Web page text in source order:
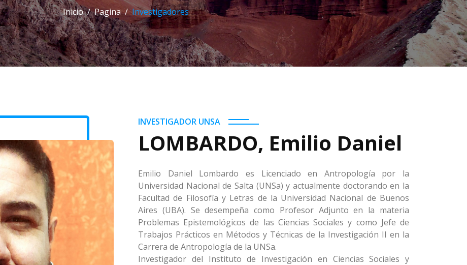
Inicio Pagina Investigadores
INVESTIGADOR UNSA
LOMBARDO, Emilio Daniel
Emilio Daniel Lombardo es Licenciado en Antropología por la
Universidad Nacional de Salta (UNSa) y actualmente doctorando en la
Facultad de Filosofía y Letras de la Universidad Nacional de Buenos
Aires (UBA). Se desempeña como Profesor Adjunto en la materia
Problemas Epistemológicos de las Ciencias Sociales y como Jefe de
Trabajos Prácticos en Métodos y Técnicas de la Investigación II en la
Carrera de Antropología de la UNSa.
Investigador del Instituto de Investigación en Ciencias Sociales y